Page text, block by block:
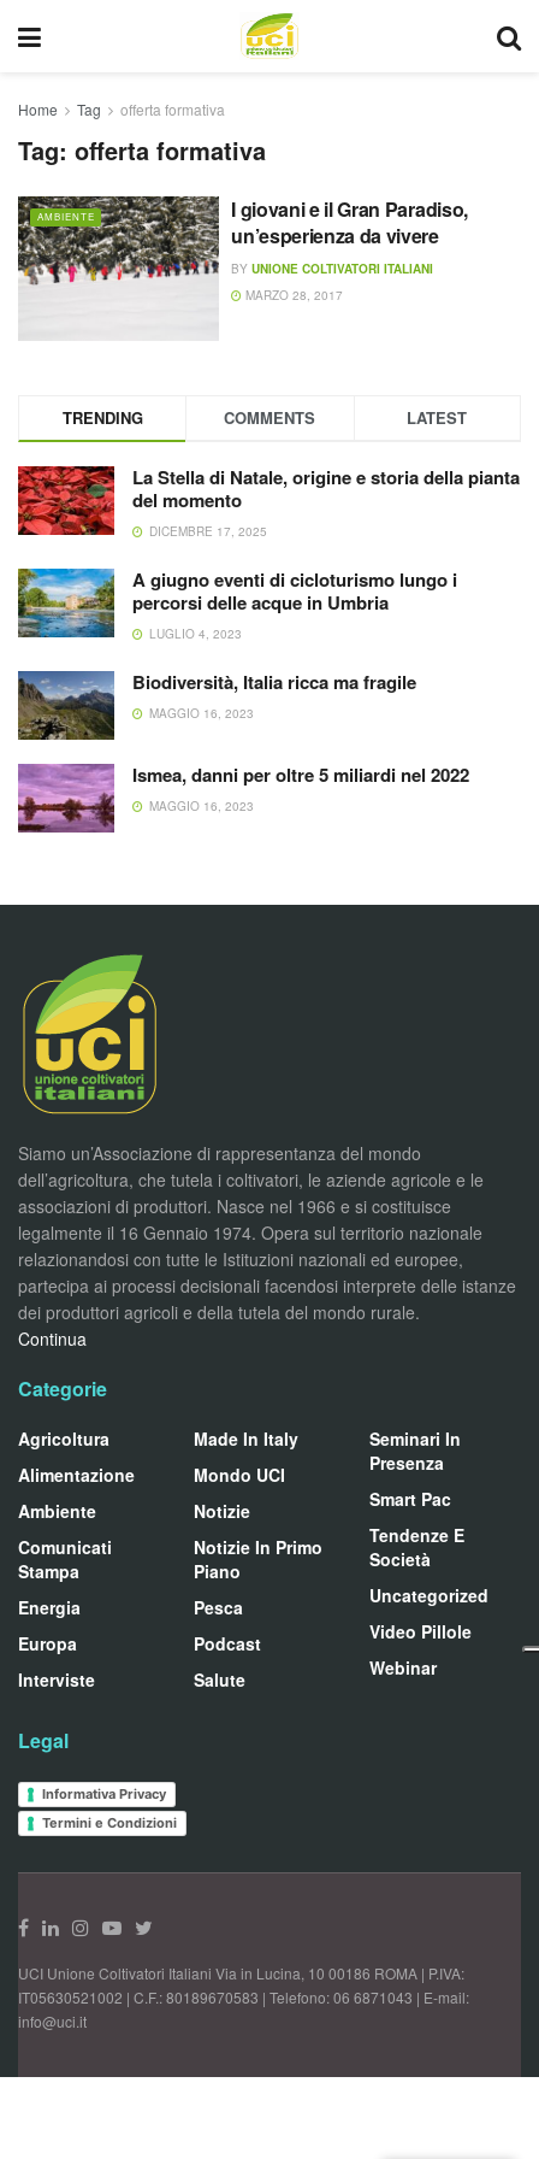
Home Tag offerta formativa
Tag: offerta formativa
AMBIENTE
I giovani e il Gran Paradiso,
un’esperienza da vivere
BY UNIONE COLTIVATORI ITALIANI
MARZO 28, 2017
TRENDING COMMENTS LATEST
La Stella di Natale, origine e storia della pianta
del momento
DICEMBRE 17, 2025
A giugno eventi di cicloturismo lungo i
percorsi delle acque in Umbria
LUGLIO 4, 2023
Biodiversità, Italia ricca ma fragile
MAGGIO 16, 2023
Ismea, danni per oltre 5 miliardi nel 2022
MAGGIO 16, 2023
Siamo un’Associazione di rappresentanza del mondo
dell’agricoltura, che tutela i coltivatori, le aziende agricole e le
associazioni di produttori. Nasce nel 1966 e si costituisce
legalmente il 16 Gennaio 1974. Opera sul territorio nazionale
relazionandosi con tutte le Istituzioni nazionali ed europee,
partecipa ai processi decisionali facendosi interprete delle istanze
dei produttori agricoli e della tutela del mondo rurale.
Continua
Categorie
Agricoltura
Alimentazione
Ambiente
Comunicati
Stampa
Energia
Europa
Interviste
Made In Italy
Mondo UCI
Notizie
Notizie In Primo
Piano
Pesca
Podcast
Salute
Seminari In
Presenza
Smart Pac
Tendenze E
Società
Uncategorized
Video Pillole
Webinar
Legal
Informativa Privacy
Termini e Condizioni
UCI Unione Coltivatori Italiani Via in Lucina, 10 00186 ROMA | P.IVA:
IT05630521002 | C.F.: 80189670583 | Telefono: 06 6871043 | E-mail:
info@uci.it